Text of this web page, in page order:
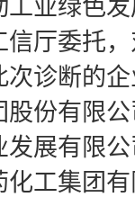
业绿色
厅委托
诊断的
份有限
发展有限
化工集团